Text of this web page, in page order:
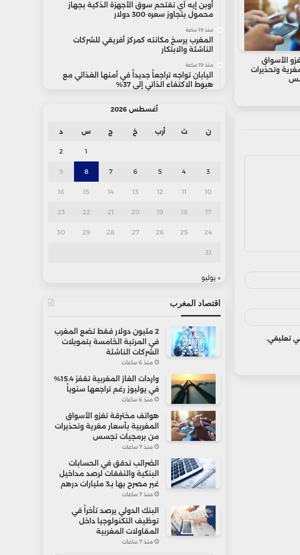
الأسواق
وتحذيرات
تعليقي.
أوبن إيه آي تقتحم سوق الأجهزة الذكية بجهاز
محمول يتجاوز سعره 300 دولار
منذ 19 ساعة
المغرب يرسخ مكانته كمركز أفريقي للشركات
الناشئة والابتكار
منذ 19 ساعة
اليابان تواجه تراجعاً جديداً في أمنها الغذائي مع
هبوط الاكتفاء الذاتي إلى 37%
أغسطس 2026
ن ث أرب خ ج س د
1
2
3
4
5
6
7
8
9
10
11
12
13
14
15
16
17
18
19
20
21
22
23
24
25
26
27
28
29
30
31
« يوليو
اقتصاد المغرب
2 مليون دولار فقط تضع المغرب
في المرتبة الخامسة بتمويلات
الشركات الناشئة
منذ 6 ساعات
واردات الغاز المغربية تقفز 15.4%
في يوليوز رغم تراجعها سنوياً
منذ 6 ساعات
هواتف مخترقة تغزو الأسواق
المغربية بأسعار مغرية وتحذيرات
من برمجيات تجسس
منذ 7 ساعات
الضرائب تدقق في الحسابات
البنكية والنفقات لرصد مداخيل
غير مصرح بها بـ3 مليارات درهم
منذ 7 ساعات
البنك الدولي يرصد تأخراً في
توظيف التكنولوجيا داخل
المقاولات المغربية
منذ 7 ساعات